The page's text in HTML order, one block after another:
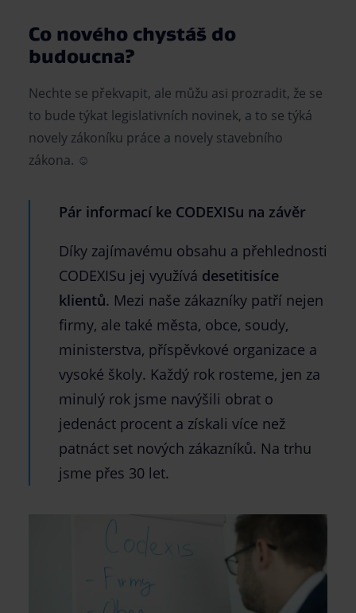
Co nového chystáš do
budoucna?
Nechte se překvapit, ale můžu asi prozradit, že se
to bude týkat legislativních novinek, a to se týká
novely zákoníku práce a novely stavebního
zákona. ☺
Pár informací ke CODEXISu na závěr
Díky zajímavému obsahu a přehlednosti
CODEXISu jej využívá desetitisíce
klientů. Mezi naše zákazníky patří nejen
firmy, ale také města, obce, soudy,
ministerstva, příspěvkové organizace a
vysoké školy. Každý rok rosteme, jen za
minulý rok jsme navýšili obrat o
jedenáct procent a získali více než
patnáct set nových zákazníků. Na trhu
jsme přes 30 let.